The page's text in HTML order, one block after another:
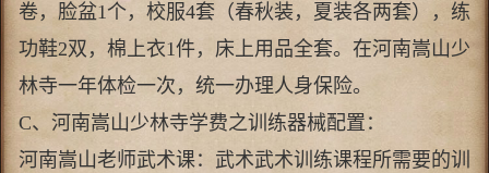
卷，脸盆1个，校服4套（春秋装，夏装各两套），练
功鞋2双，棉上衣1件，床上用品全套。在河南嵩山少
林寺一年体检一次，统一办理人身保险。
C、河南嵩山少林寺学费之训练器械配置：
河南嵩山老师武术课：武术武术训练课程所需要的训